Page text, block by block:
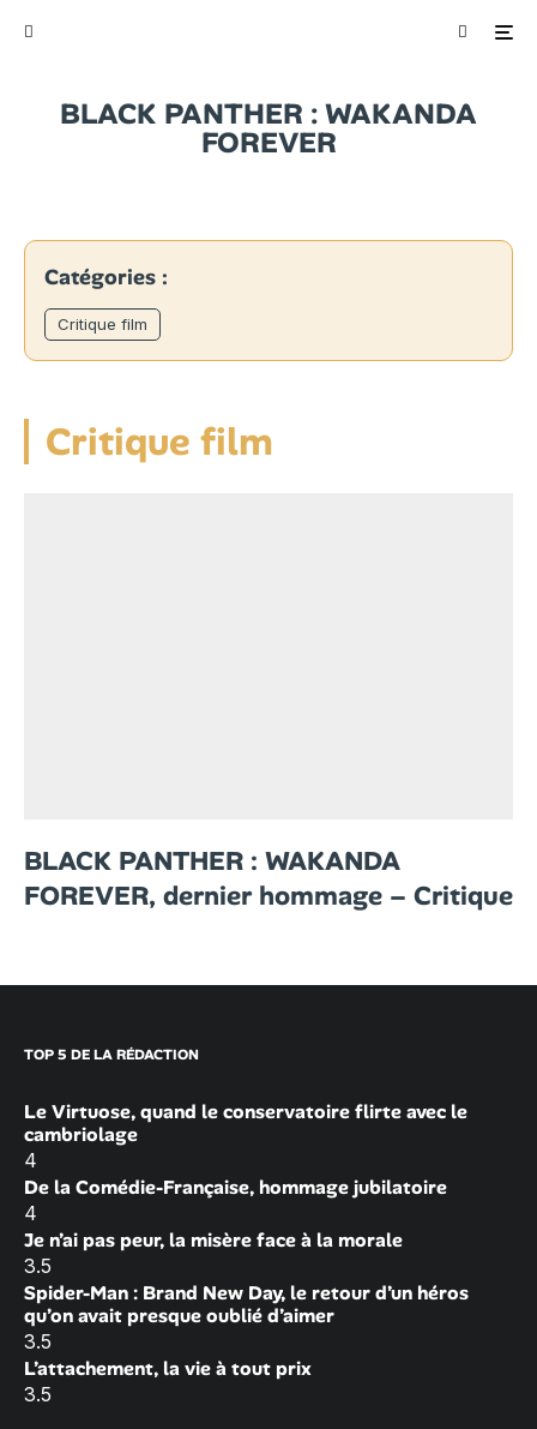
BLACK PANTHER : WAKANDA
FOREVER
Catégories :
Critique film
Critique film
BLACK PANTHER : WAKANDA
FOREVER, dernier hommage – Critique
TOP 5 DE LA RÉDACTION
Le Virtuose, quand le conservatoire flirte avec le
cambriolage
4
De la Comédie-Française, hommage jubilatoire
4
Je n’ai pas peur, la misère face à la morale
3.5
Spider-Man : Brand New Day, le retour d’un héros
qu’on avait presque oublié d’aimer
3.5
L’attachement, la vie à tout prix
3.5